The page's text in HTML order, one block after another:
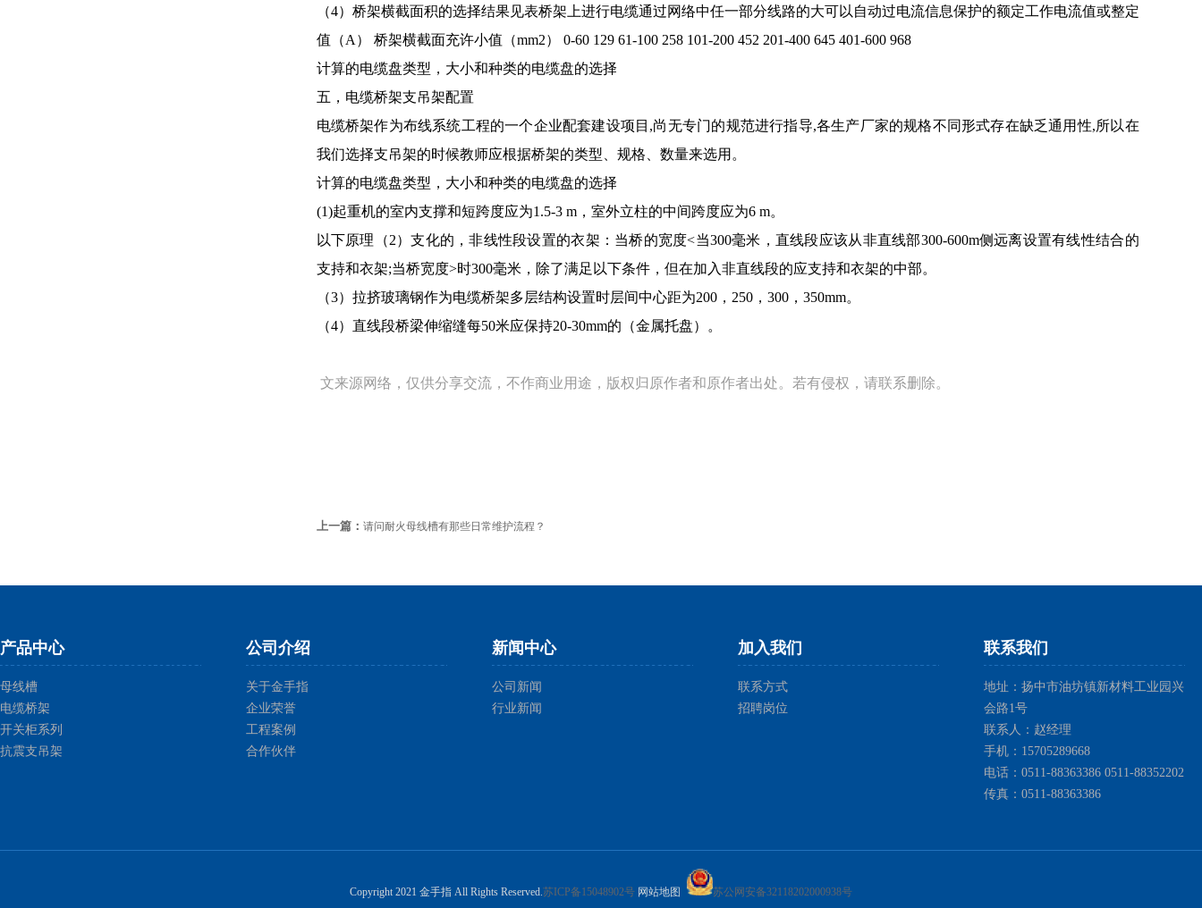
（4）桥架横截面积的选择结果见表桥架上进行电缆通过网络中任一部分线路的大可以自动过电流信息保护的额定工作电流值或整定
值（A） 桥架横截面充许小值（mm2） 0-60 129 61-100 258 101-200 452 201-400 645 401-600 968
计算的电缆盘类型，大小和种类的电缆盘的选择
五，电缆桥架支吊架配置
电缆桥架作为布线系统工程的一个企业配套建设项目,尚无专门的规范进行指导,各生产厂家的规格不同形式存在缺乏通用性,所以在
我们选择支吊架的时候教师应根据桥架的类型、规格、数量来选用。
计算的电缆盘类型，大小和种类的电缆盘的选择
(1)起重机的室内支撑和短跨度应为1.5-3 m，室外立柱的中间跨度应为6 m。
以下原理（2）支化的，非线性段设置的衣架：当桥的宽度<当300毫米，直线段应该从非直线部300-600m侧远离设置有线性结合的
支持和衣架;当桥宽度>时300毫米，除了满足以下条件，但在加入非直线段的应支持和衣架的中部。
（3）拉挤玻璃钢作为电缆桥架多层结构设置时层间中心距为200，250，300，350mm。
（4）直线段桥梁伸缩缝每50米应保持20-30mm的（金属托盘）。
文来源网络，仅供分享交流，不作商业用途，版权归原作者和原作者出处。若有侵权，请联系删除。
上一篇： 请问耐火母线槽有那些日常维护流程？
产品中心
母线槽
电缆桥架
开关柜系列
抗震支吊架
公司介绍
关于金手指
企业荣誉
工程案例
合作伙伴
新闻中心
公司新闻
行业新闻
加入我们
联系方式
招聘岗位
联系我们
地址：扬中市油坊镇新材料工业园兴
会路1号
联系人：赵经理
手机：15705289668
电话：0511-88363386 0511-88352202
传真：0511-88363386
Copyright 2021 金手指 All Rights Reserved.苏ICP备15048902号 网站地图 苏公网安备32118202000938号